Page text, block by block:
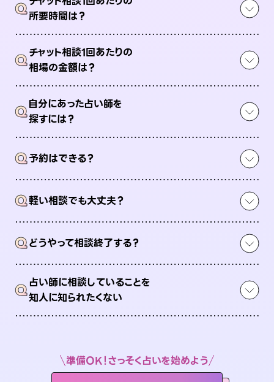
Q所要時間は？
Qチャット相談1回あたりの
相場の金額は？
Q自分にあった占い師を
探すには？
Q予約はできる？
Q軽い相談でも大丈夫？
Qどうやって相談終了する？
Q占い師に相談していることを
知人に知られたくない
準備OK！さっそく占いを始めよう